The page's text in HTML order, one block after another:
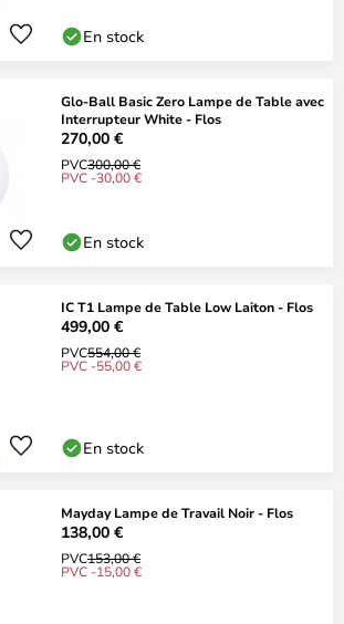
En stock
Glo-Ball Basic Zero Lampe de Table avec
Interrupteur White - Flos
270,00 €
PVC300,00 €
PVC -30,00 €
En stock
IC T1 Lampe de Table Low Laiton - Flos
499,00 €
PVC554,00 €
PVC -55,00 €
En stock
Mayday Lampe de Travail Noir - Flos
138,00 €
PVC153,00 €
PVC -15,00 €